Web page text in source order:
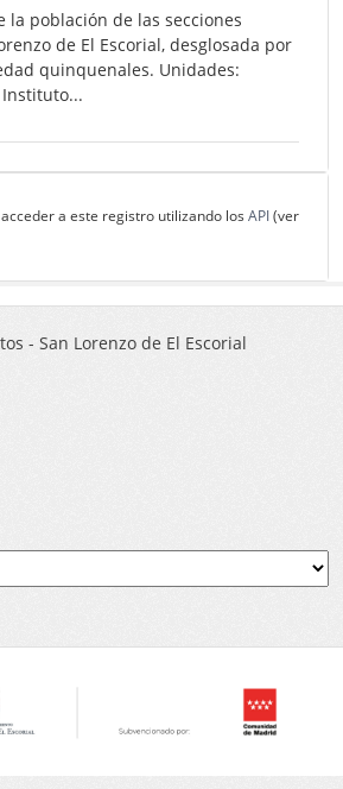
la población de las secciones
de El Escorial, desglosada por
quinquenales. Unidades:
a este registro utilizando los API(ver
- San Lorenzo de El Escorial